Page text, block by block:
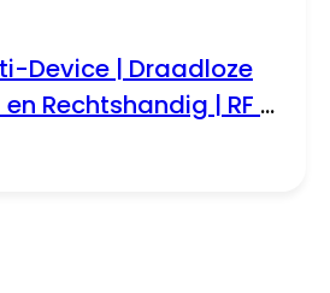
Device | Draadloze
Rechtshandig | RF |